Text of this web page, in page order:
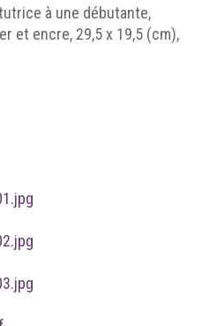
à une débutante,
et encre, 29,5 x 19,5 (cm),